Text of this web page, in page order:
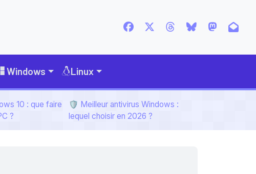
Windows Linux
10 : que faire
?
🛡️ Meilleur antivirus Windows :
lequel choisir en 2026 ?